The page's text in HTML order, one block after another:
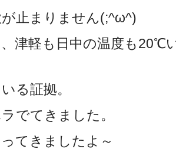
止まりません(;^ω^)
津軽も日中の温度も20℃
る証拠。
でてきました。
てきましたよ～